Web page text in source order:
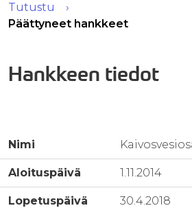
Tutustu
Päättyneet hankkeet
Hankkeen tiedot
Nimi
Aloituspäivä 1.11.2014
Lopetuspäivä 30.4.2018